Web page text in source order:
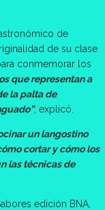
de
de su clase
conmemorar los
que representan a
la palta de
, explicó.
un langostino
cortar y cómo los
las técnicas de
edición BNA,